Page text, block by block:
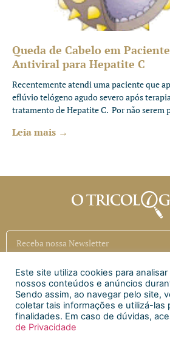
Queda de Cabelo em
Antiviral para Hepatite C
Recentemente atendi uma paciente que
eflúvio telógeno agudo severo após
tratamento de Hepatite C. Por não serem
Leia mais →
Inscrever
Siga a CAECI
Siga a Clínica Htri
Este site utiliza cookies para
nossos conteúdos e anúncios
Sendo assim, ao navegar pelo site,
coletar tais informações e utilizá-las
finalidades. Em caso de dúvidas,
de Privacidade